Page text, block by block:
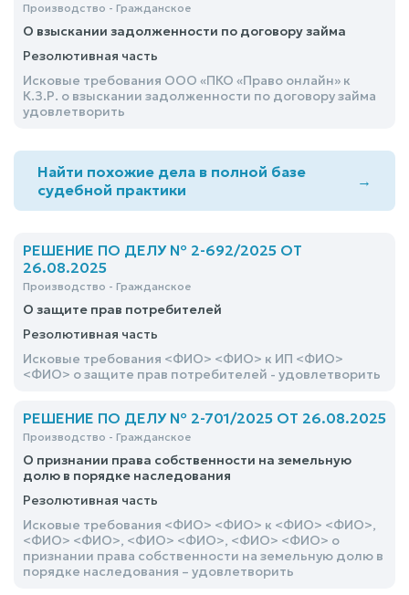
Производство - Гражданское
О взыскании задолженности по договору займа
Резолютивная часть
Исковые требования ООО «ПКО «Право онлайн» к
К.З.Р. о взыскании задолженности по договору займа
удовлетворить
Найти похожие дела в полной базе
судебной практики
→
РЕШЕНИЕ ПО ДЕЛУ № 2-692/2025 ОТ
26.08.2025
Производство - Гражданское
О защите прав потребителей
Резолютивная часть
Исковые требования <ФИО> <ФИО> к ИП <ФИО>
<ФИО> о защите прав потребителей - удовлетворить
РЕШЕНИЕ ПО ДЕЛУ № 2-701/2025 ОТ 26.08.2025
Производство - Гражданское
О признании права собственности на земельную
долю в порядке наследования
Резолютивная часть
Исковые требования <ФИО> <ФИО> к <ФИО> <ФИО>,
<ФИО> <ФИО>, <ФИО> <ФИО>, <ФИО> <ФИО> о
признании права собственности на земельную долю в
порядке наследования – удовлетворить